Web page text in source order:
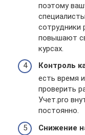
поэтому
сотрудники
повышают
курсах.
Контроль
есть время
проверить
Учет.pro
постоянно.
Снижение